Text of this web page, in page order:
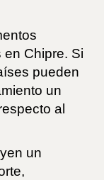
Chipre. Si
pueden
un
al
un